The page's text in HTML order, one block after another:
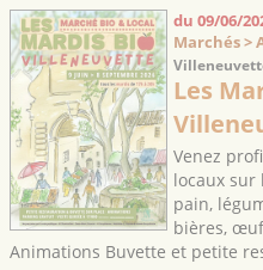
du 09/06/
Marchés >
Les
Venez
locaux sur
pain,
bières,
Animations Buvette et petite